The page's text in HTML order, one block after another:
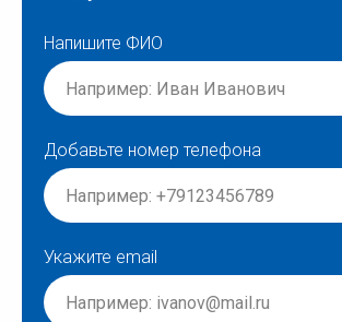
Напишите ФИО
Добавьте номер телефона
Укажите email